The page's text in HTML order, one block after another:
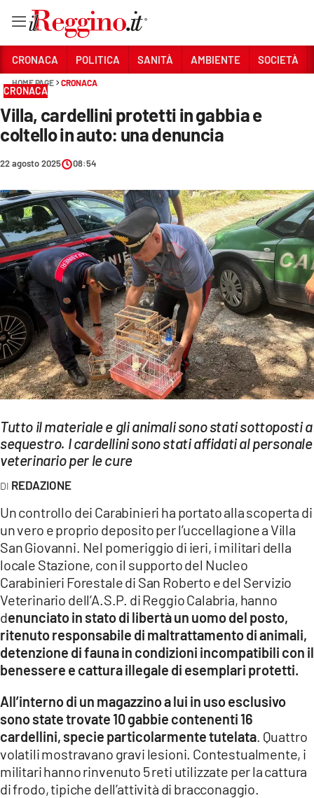
Sezioni
CRONACA
AMBIENTE
SOCIETÀ
CULTURA
ECONOMIA E LAVORO
EVENTI
SPORT
Streaming
LAC TV
LAC NETWORK
LAC ONAIR
Network
LACPLAY.IT
LACTV.IT
LACONAIR.IT
LACITYMAG.IT
COSENZACHANNEL.IT
ILVIBONESE.IT
CATANZAROCHANNEL.IT
CRONACA POLITICA SANITÀ AMBIENTE SOCIETÀ
HOME PAGE CRONACA
CRONACA
Villa, cardellini protetti in gabbia e
coltello in auto: una denuncia
22 agosto 2025 08:54
Tutto il materiale e gli animali sono stati sottoposti a
sequestro. I cardellini sono stati affidati al personale
veterinario per le cure
REDAZIONE
Un controllo dei Carabinieri ha portato alla scoperta di
un vero e proprio deposito per l’uccellagione a Villa
San Giovanni. Nel pomeriggio di ieri, i militari della
locale Stazione, con il supporto del Nucleo
Carabinieri Forestale di San Roberto e del Servizio
Veterinario dell’A.S.P. di Reggio Calabria, hanno
denunciato in stato di libertà un uomo del posto,
ritenuto responsabile di maltrattamento di animali,
detenzione di fauna in condizioni incompatibili con il
benessere e cattura illegale di esemplari protetti.
All’interno di un magazzino a lui in uso esclusivo
sono state trovate 10 gabbie contenenti 16
cardellini, specie particolarmente tutelata . Quattro
volatili mostravano gravi lesioni. Contestualmente, i
militari hanno rinvenuto 5 reti utilizzate per la cattura
di frodo, tipiche dell’attività di bracconaggio.